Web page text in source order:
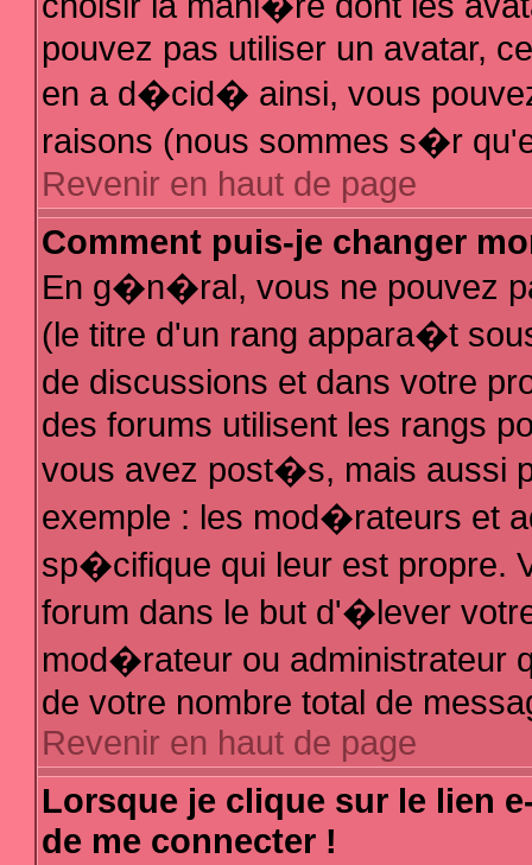
pouvez pas utiliser un avatar,
en a d�cid� ainsi, vous
raisons (nous sommes s�r
Revenir en haut de page
Comment puis-je changer
En g�n�ral, vous ne pouvez
(le titre d'un rang appara�t
de discussions et dans votre
des forums utilisent les rangs
vous avez post�s, mais aussi
exemple : les mod�rateurs et
sp�cifique qui leur est propre.
forum dans le but d'�lever
mod�rateur ou administrateur
de votre nombre total de
Revenir en haut de page
Lorsque je clique sur le lien
de me connecter !